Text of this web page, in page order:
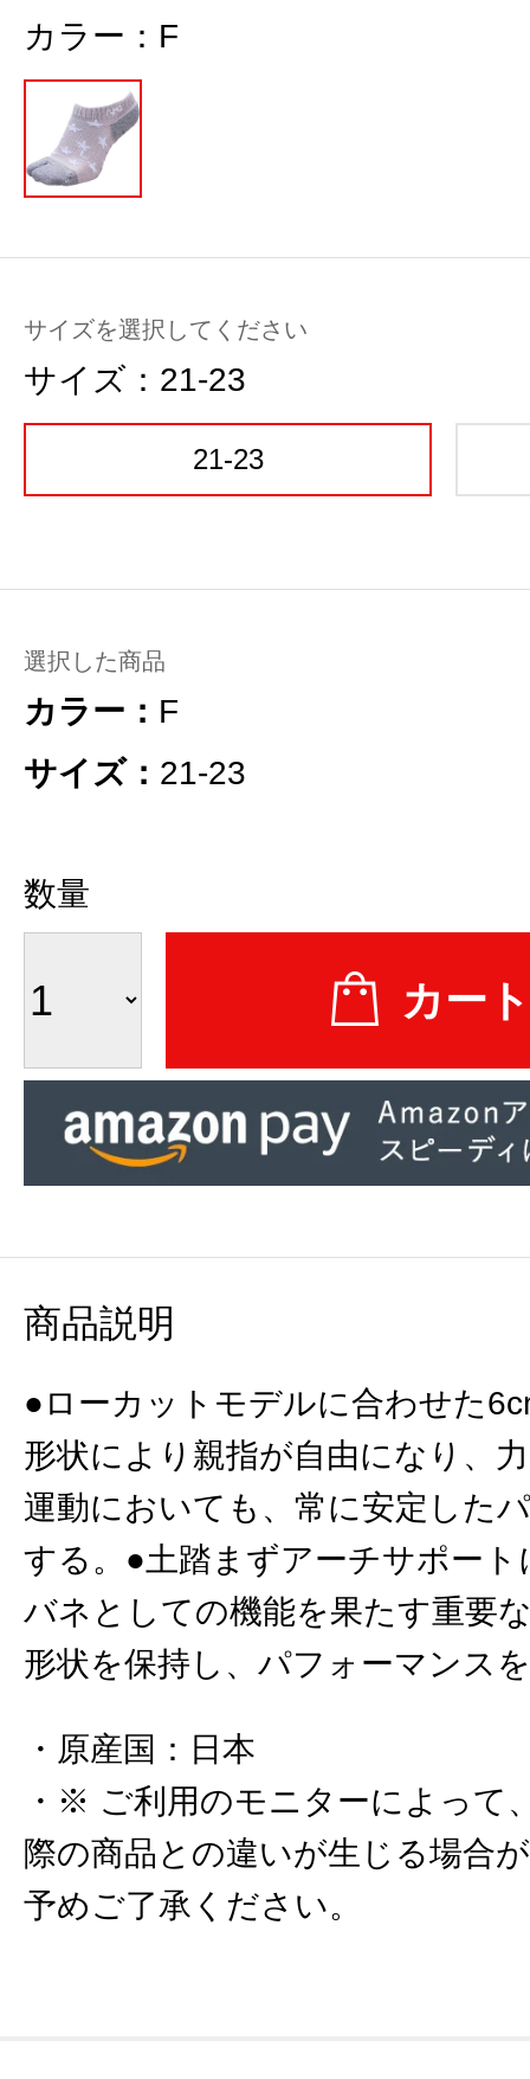
カラー： F
サイズを選択してください
サイズ： 21-23
21-23
選択した商品
カラー： F
サイズ： 21-23
数量
商品説明
●ローカットモデルに合わせた
形状により親指が自由になり、
運動においても、常に安定した
する。●土踏まずアーチサポー
バネとしての機能を果たす重要
形状を保持し、パフォーマンス
原産国 ： 日本
※ ご利用のモニターによって
際の商品との違いが生じる場合
予めご了承ください。